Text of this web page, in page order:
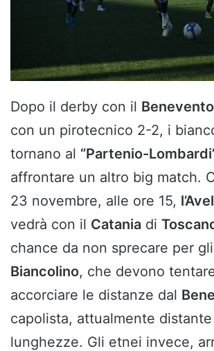
Dopo il derby con il Benevento
con un pirotecnico 2-2, i
tornano al “Partenio-
affrontare un altro big match.
23 novembre, alle ore 15,
vedrà con il Catania di
chance da non sprecare per
Biancolino, che devono
accorciare le distanze dal
capolista, attualmente
lunghezze. Gli etnei invece,